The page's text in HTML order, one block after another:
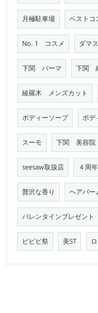
月極駐車場 ベストコ
No. 1 コスメ ダマ
下関 パーマ 下関
綾羅木 メンズカット
ボディーソープ ボデ
スーモ 下関 美容院
seesaw取扱店 ４周年
贅沢な香り ヘアバー
バレンタインプレゼント
ビビビ祭 美ST